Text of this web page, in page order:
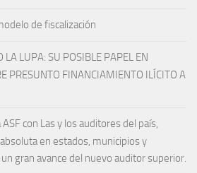
de fiscalización
LA LUPA: SU POSIBLE PAPEL EN
PRESUNTO FINANCIAMIENTO ILÍCITO A
con Las y los auditores del país,
en estados, municipios y
gran avance del nuevo auditor superior.